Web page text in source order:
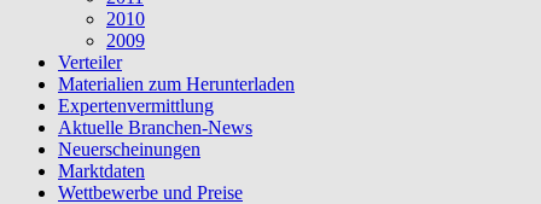
2010
2009
Verteiler
Materialien zum Herunterladen
Expertenvermittlung
Aktuelle Branchen-News
Neuerscheinungen
Marktdaten
Wettbewerbe und Preise